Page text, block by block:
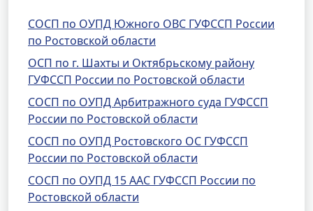
СОСП по ОУПД Южного ОВС ГУФССП России
по Ростовской области
ОСП по г. Шахты и Октябрьскому району
ГУФССП России по Ростовской области
СОСП по ОУПД Арбитражного суда ГУФССП
России по Ростовской области
СОСП по ОУПД Ростовского ОС ГУФССП
России по Ростовской области
СОСП по ОУПД 15 ААС ГУФССП России по
Ростовской области